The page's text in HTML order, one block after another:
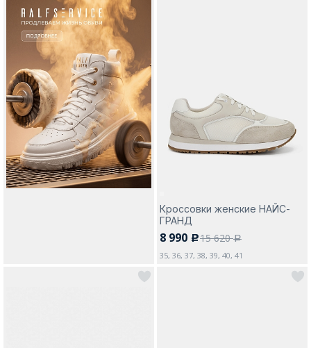
Кроссовки женские НАЙС-
ГРАНД
8 990 c15 620a
35, 36, 37, 38, 39, 40, 41